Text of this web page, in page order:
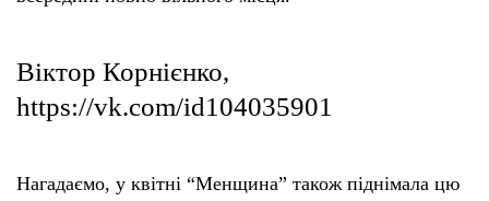
Віктор Корнієнко,
https://vk.com/id104035901
Нагадаємо, у квітні “Менщина” також піднімала цю